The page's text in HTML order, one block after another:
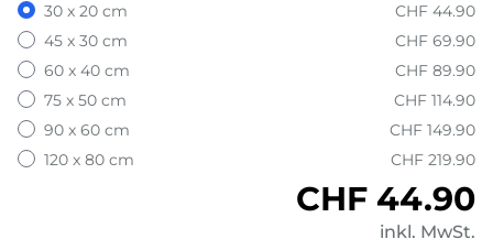
30 x 20 cm
CHF 44.90
45 x 30 cm
CHF 69.90
60 x 40 cm
CHF 89.90
75 x 50 cm
CHF 114.90
90 x 60 cm
CHF 149.90
120 x 80 cm
CHF 219.90
Normaler
CHF 44.90
inkl. MwSt.